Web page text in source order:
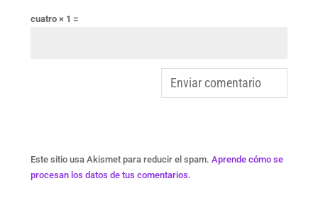
cuatro × 1 =
Este sitio usa Akismet para reducir el spam. Aprende cómo se
procesan los datos de tus comentarios.